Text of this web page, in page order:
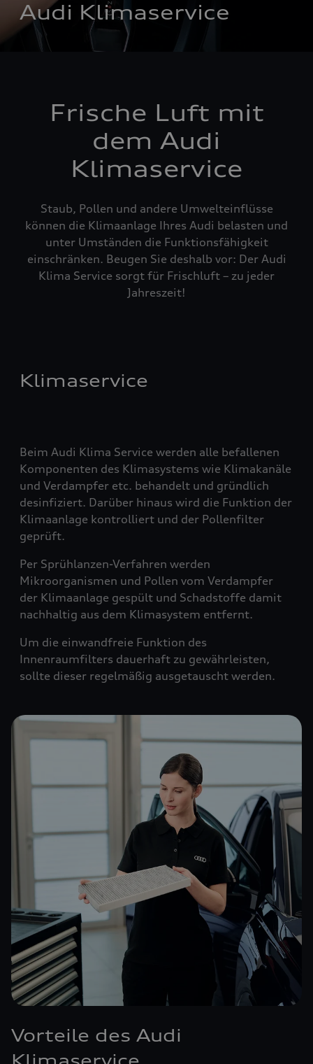
Audi Klimaservice
Frische Luft mit
dem Audi
Klimaservice
Staub, Pollen und andere Umwelteinflüsse
können die Klimaanlage Ihres Audi belasten und
unter Umständen die Funktionsfähigkeit
einschränken. Beugen Sie deshalb vor: Der Audi
Klima Service sorgt für Frischluft – zu jeder
Jahreszeit!
Klimaservice
Beim Audi Klima Service werden alle befallenen
Komponenten des Klimasystems wie Klimakanäle
und Verdampfer etc. behandelt und gründlich
desinfiziert. Darüber hinaus wird die Funktion der
Klimaanlage kontrolliert und der Pollenfilter
geprüft.
Per Sprühlanzen-Verfahren werden
Mikroorganismen und Pollen vom Verdampfer
der Klimaanlage gespült und Schadstoffe damit
nachhaltig aus dem Klimasystem entfernt.
Um die einwandfreie Funktion des
Innenraumfilters dauerhaft zu gewährleisten,
sollte dieser regelmäßig ausgetauscht werden.
Vorteile des Audi